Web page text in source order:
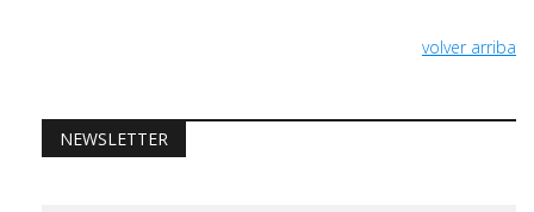
volver arriba
NEWSLETTER